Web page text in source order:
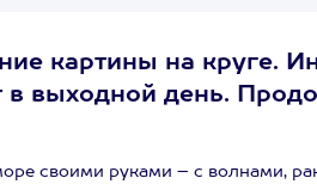
картины на круге.
выходной день.
своими руками – с волнами,